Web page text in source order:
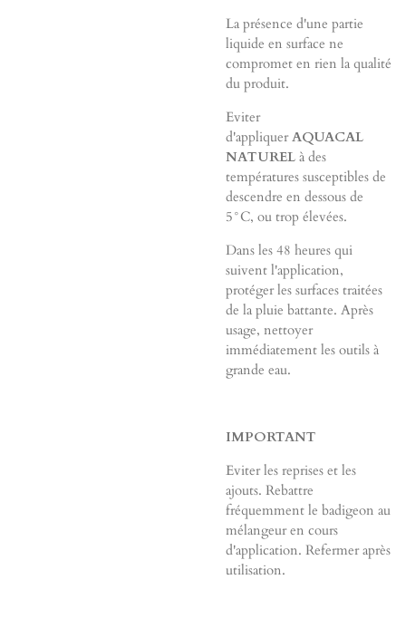
La présence d'une partie
liquide en surface ne
compromet en rien la qualité
du produit.
Eviter
d'appliquer AQUACAL
NATUREL à des
températures susceptibles de
descendre en dessous de
5°C, ou trop élevées.
Dans les 48 heures qui
suivent l'application,
protéger les surfaces traitées
de la pluie battante. Après
usage, nettoyer
immédiatement les outils à
grande eau.
IMPORTANT
Eviter les reprises et les
ajouts. Rebattre
fréquemment le badigeon au
mélangeur en cours
d'application. Refermer après
utilisation.